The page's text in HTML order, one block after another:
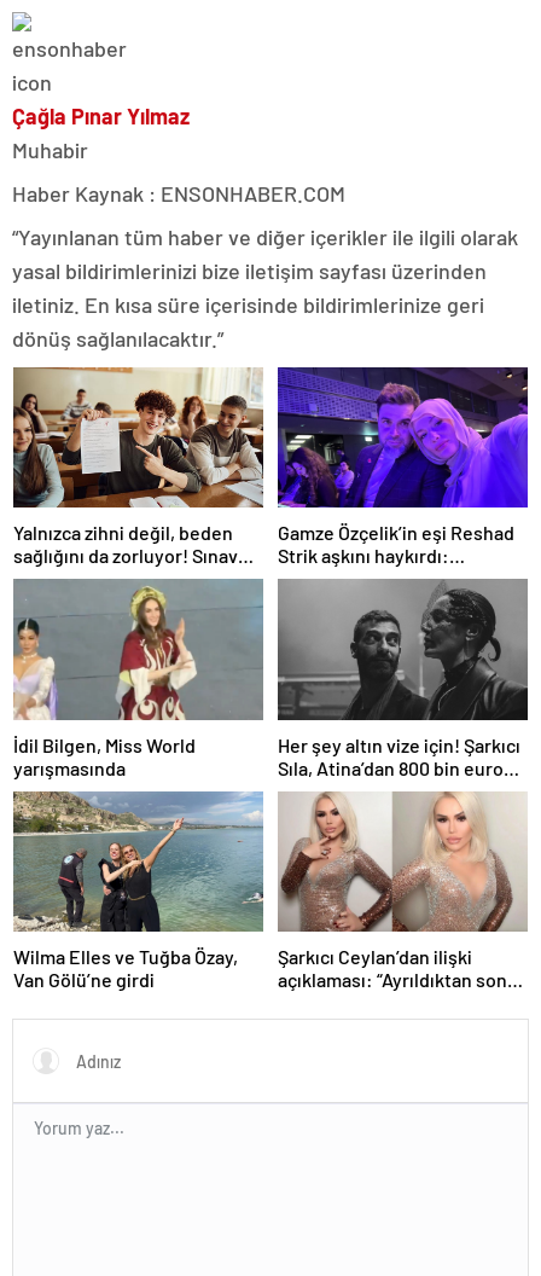
Çağla Pınar Yılmaz
Muhabir
Haber Kaynak : ENSONHABER.COM
“Yayınlanan tüm haber ve diğer içerikler ile ilgili olarak
yasal bildirimlerinizi bize iletişim sayfası üzerinden
iletiniz. En kısa süre içerisinde bildirimlerinize geri
dönüş sağlanılacaktır.”
Yalnızca zihni değil, beden
sağlığını da zorluyor! Sınavda
başarı tabakta başlıyor
Gamze Özçelik’in eşi Reshad
Strik aşkını haykırdı:
“Cennetim”
İdil Bilgen, Miss World
yarışmasında
Her şey altın vize için! Şarkıcı
Sıla, Atina’dan 800 bin euro
değerinde daire aldı
Wilma Elles ve Tuğba Özay,
Van Gölü’ne girdi
Şarkıcı Ceylan’dan ilişki
açıklaması: “Ayrıldıktan sonra